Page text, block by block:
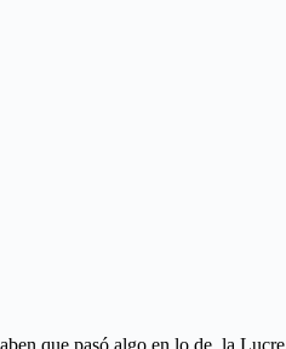
que pasó algo en lo de la Lucre.